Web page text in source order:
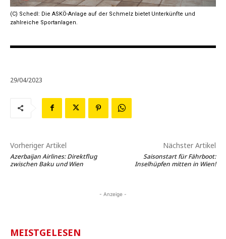
(C) Schedl: Die ASKÖ-Anlage auf der Schmelz bietet Unterkünfte und
zahlreiche Sportanlagen.
29/04/2023
Vorheriger Artikel
Azerbaijan Airlines: Direktflug
zwischen Baku und Wien
Nächster Artikel
Saisonstart für Fährboot:
Inselhüpfen mitten in Wien!
- Anzeige -
MEISTGELESEN